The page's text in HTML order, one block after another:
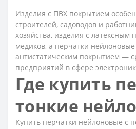
Изделия с ПВХ покрытием
строителей, садоводов и
хозяйства, изделия с
медиков, а перчатки
антистатическим покрытием —
предприятий в сфере
Где купить
тонкие
Купить перчатки нейлоновые с